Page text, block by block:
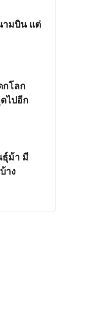
ามบิน แต่
กโลก
ไปอีก
ธุ์ม้า มี
าง